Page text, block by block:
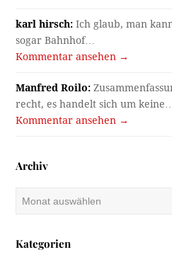
karl hirsch: Ich glaub, man
sogar Bahnhof…
Kommentar ansehen →
Manfred Roilo:
recht, es handelt sich um keine…
Kommentar ansehen →
Archiv
Kategorien